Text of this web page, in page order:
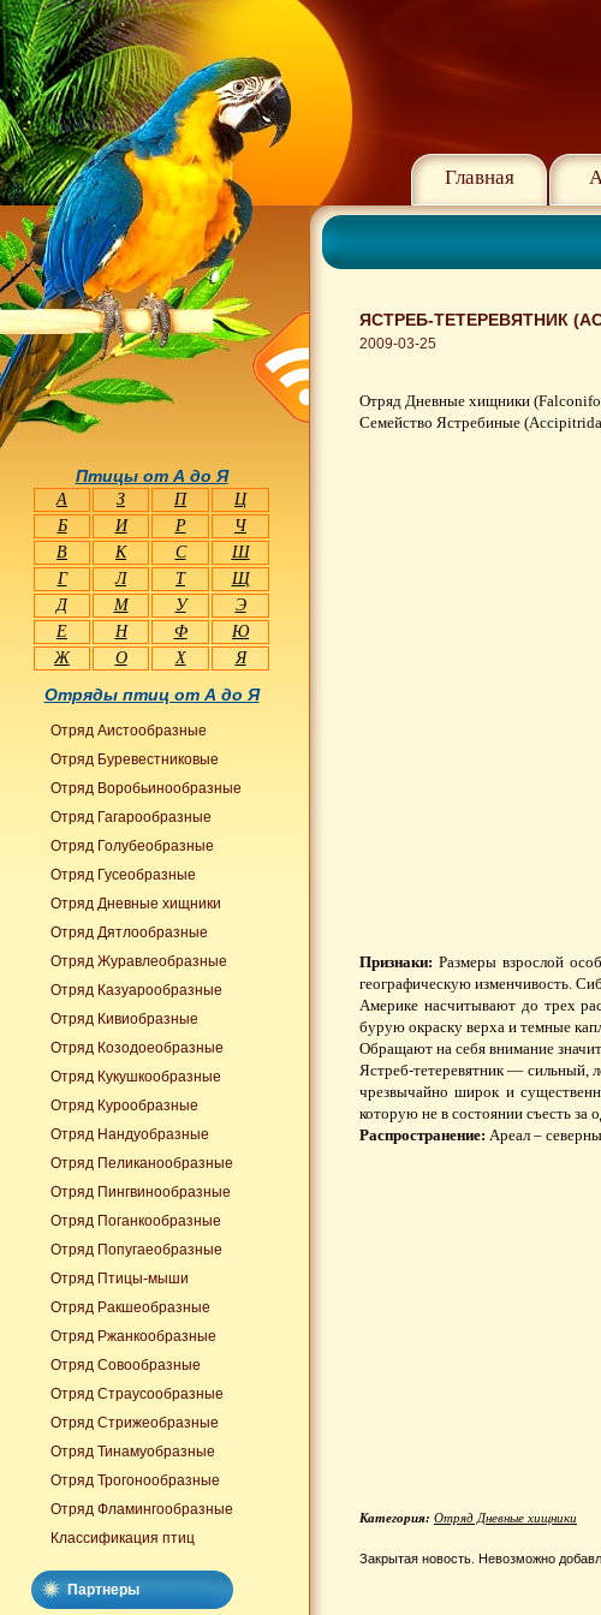
Главная
ЯСТРЕБ-ТЕТЕРЕВЯТНИК
2009-03-25
Отряд Дневные хищники
Семейство Ястребиные
Признаки: Размеры взрослой
географическую изменчивость.
Америке насчитывают до трех
бурую окраску верха и темные
Обращают на себя внимание
Ястреб-тетеревятник — сильный,
чрезвычайно широк и
которую не в состоянии съесть за
Распространение: Ареал –
Категория: Отряд Дневные хищники
Закрытая новость. Невозможно
Птицы от А до Я
А З П
Ц
Б
И Р
Ч
В
К С
Ш
Г
Л Т
Щ
Д
М У
Э
Е
Н Ф
Ю
Ж
О Х Я
Отряды птиц от А до Я
Отряд Аистообразные
Отряд Буревестниковые
Отряд Воробьинообразные
Отряд Гагарообразные
Отряд Голубеобразные
Отряд Гусеобразные
Отряд Дневные хищники
Отряд Дятлообразные
Отряд Журавлеобразные
Отряд Казуарообразные
Отряд Кивиобразные
Отряд Козодоеобразные
Отряд Кукушкообразные
Отряд Курообразные
Отряд Нандуобразные
Отряд Пеликанообразные
Отряд Пингвинообразные
Отряд Поганкообразные
Отряд Попугаеобразные
Отряд Птицы-мыши
Отряд Ракшеобразные
Отряд Ржанкообразные
Отряд Совообразные
Отряд Страусообразные
Отряд Стрижеобразные
Отряд Тинамуобразные
Отряд Трогонообразные
Отряд Фламингообразные
Классификация птиц
Партнеры